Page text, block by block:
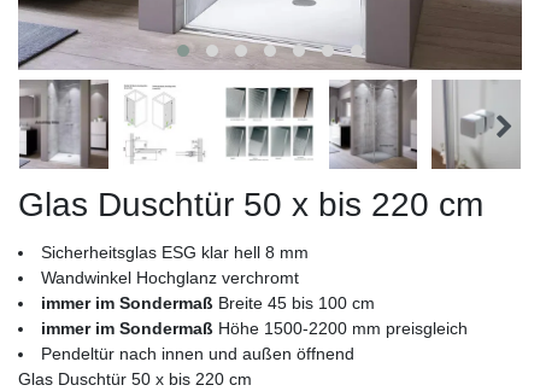
Glas Duschtür 50 x bis 220 cm
Sicherheitsglas ESG klar hell 8 mm
Wandwinkel Hochglanz verchromt
immer im Sondermaß Breite 45 bis 100 cm
immer im Sondermaß Höhe 1500-2200 mm preisgleich
Pendeltür nach innen und außen öffnend
Glas Duschtür 50 x bis 220 cm